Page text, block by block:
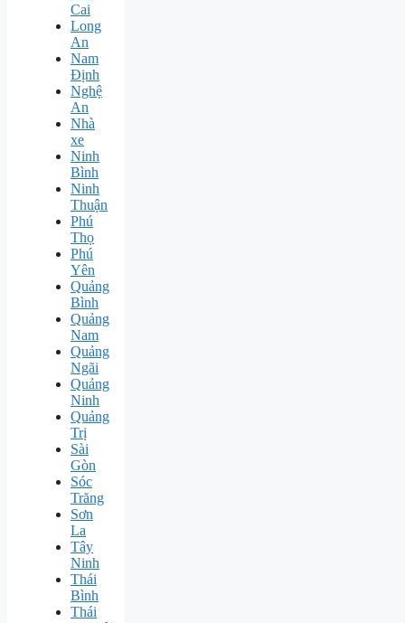
Cai
Long
An
Nam
Định
Nghệ
An
Nhà
xe
Ninh
Bình
Ninh
Thuận
Phú
Thọ
Phú
Yên
Quảng
Bình
Quảng
Nam
Quảng
Ngãi
Quảng
Ninh
Quảng
Trị
Sài
Gòn
Sóc
Trăng
Sơn
La
Tây
Ninh
Thái
Bình
Thái